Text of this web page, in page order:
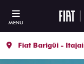
MENU
Fiat Barigüi - Itajaí